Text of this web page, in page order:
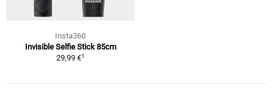
Insta360
Invisible Selfie Stick 85cm
29,99 €1